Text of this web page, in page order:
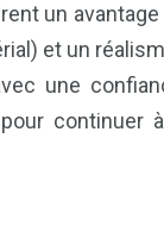
un
et un
une
continuer